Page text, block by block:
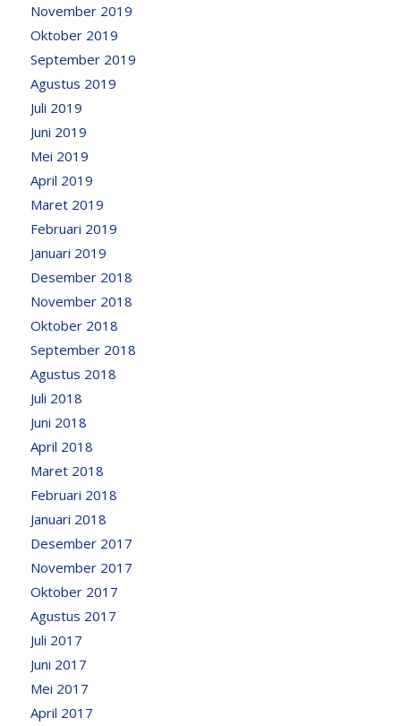
November 2019
Oktober 2019
September 2019
Agustus 2019
Juli 2019
Juni 2019
Mei 2019
April 2019
Maret 2019
Februari 2019
Januari 2019
Desember 2018
November 2018
Oktober 2018
September 2018
Agustus 2018
Juli 2018
Juni 2018
April 2018
Maret 2018
Februari 2018
Januari 2018
Desember 2017
November 2017
Oktober 2017
Agustus 2017
Juli 2017
Juni 2017
Mei 2017
April 2017